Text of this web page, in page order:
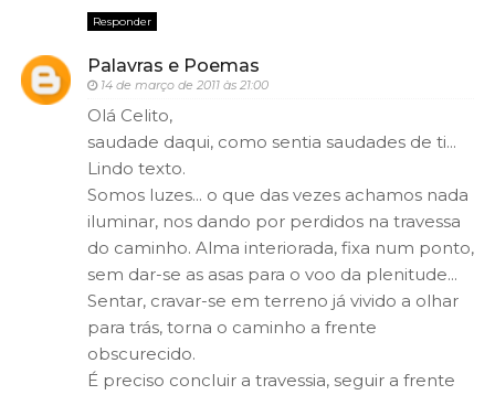
Responder
Palavras e Poemas
14 de março de 2011 às 21:00
Olá Celito,
saudade daqui, como sentia saudades de ti...
Lindo texto.
Somos luzes... o que das vezes achamos nada
iluminar, nos dando por perdidos na travessa
do caminho. Alma interiorada, fixa num ponto,
sem dar-se as asas para o voo da plenitude...
Sentar, cravar-se em terreno já vivido a olhar
para trás, torna o caminho a frente
obscurecido.
É preciso concluir a travessia, seguir a frente